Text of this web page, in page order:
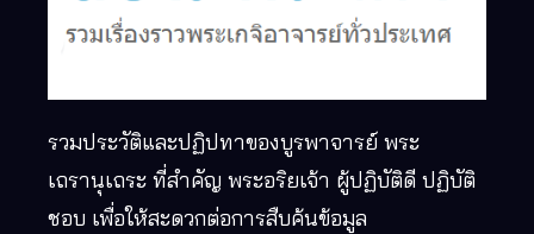
รวมประวัติและปฏิปทาของบูรพาจารย์ พระ
เถรานุเถระ ที่สำคัญ พระอริยเจ้า ผู้ปฏิบัติดี ปฏิบัติ
ชอบ เพื่อให้สะดวกต่อการสืบค้นข้อมูล